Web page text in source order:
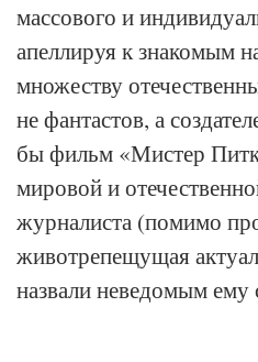
массового и
апеллируя к знакомым
множеству
не фантастов, а
бы фильм «Мистер
мировой и
журналиста (помимо
животрепещущая
назвали неведомым ему